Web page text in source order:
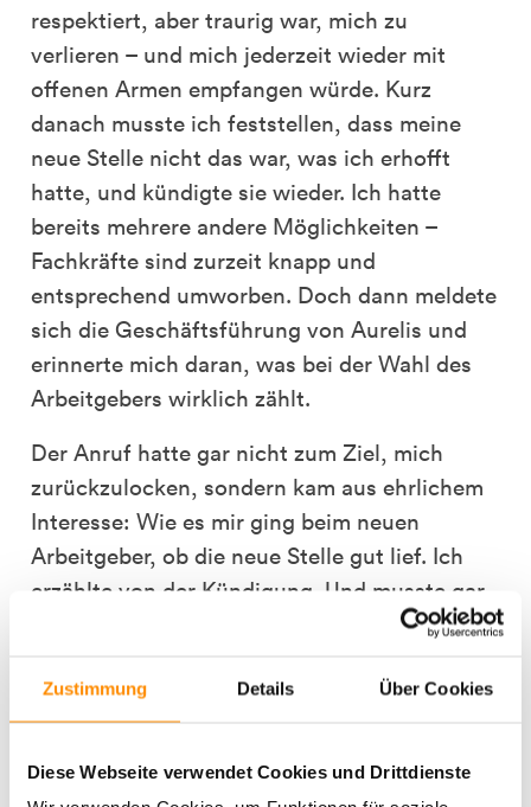
Zustimmung Details Über Cookies
Diese Webseite verwendet Cookies und Drittdienste
respektiert, aber traurig war, mich zu
verlieren – und mich jederzeit wieder mit
offenen Armen empfangen würde. Kurz
danach musste ich feststellen, dass meine
neue Stelle nicht das war, was ich erhofft
hatte, und kündigte sie wieder. Ich hatte
bereits mehrere andere Möglichkeiten –
Fachkräfte sind zurzeit knapp und
entsprechend umworben. Doch dann meldete
sich die Geschäftsführung von Aurelis und
erinnerte mich daran, was bei der Wahl des
Arbeitgebers wirklich zählt.
Der Anruf hatte gar nicht zum Ziel, mich
zurückzulocken, sondern kam aus ehrlichem
Interesse: Wie es mir ging beim neuen
Arbeitgeber, ob die neue Stelle gut lief. Ich
erzählte von der Kündigung. Und musste gar
nicht um den alten Job bitten, von dem ich
Stattdessen kam die Frage, ob ich nicht
Interesse hätte, in die Projektentwicklung zu
wechseln. Man habe verstanden, dass ich
mehr Verantwortung wolle; man habe da ein